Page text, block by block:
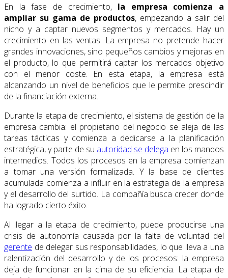
En la fase de crecimiento, la empresa comienza a
ampliar su gama de productos, empezando a salir del
nicho y a captar nuevos segmentos y mercados. Hay un
crecimiento en las ventas. La empresa no pretende hacer
grandes innovaciones, sino pequeños cambios y mejoras en
el producto, lo que permitirá captar los mercados objetivo
con el menor coste. En esta etapa, la empresa está
alcanzando un nivel de beneficios que le permite prescindir
de la financiación externa.
Durante la etapa de crecimiento, el sistema de gestión de la
empresa cambia: el propietario del negocio se aleja de las
tareas tácticas y comienza a dedicarse a la planificación
estratégica, y parte de su autoridad se delega en los mandos
intermedios. Todos los procesos en la empresa comienzan
a tomar una versión formalizada. Y la base de clientes
acumulada comienza a influir en la estrategia de la empresa
y el desarrollo del surtido. La compañía busca crecer donde
ha logrado cierto éxito.
Al llegar a la etapa de crecimiento, puede producirse una
crisis de autonomía causada por la falta de voluntad del
gerente de delegar sus responsabilidades, lo que lleva a una
ralentización del desarrollo y de los procesos: la empresa
deja de funcionar en la cima de su eficiencia. La etapa de